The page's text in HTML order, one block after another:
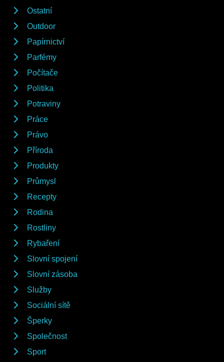
Ostatní
Outdoor
Papírnictví
Parfémy
Počítače
Politika
Potraviny
Práce
Právo
Příroda
Produkty
Průmysl
Recepty
Rodina
Rostliny
Rybaření
Slovní spojení
Slovní zásoba
Služby
Sociální sítě
Šperky
Společnost
Sport